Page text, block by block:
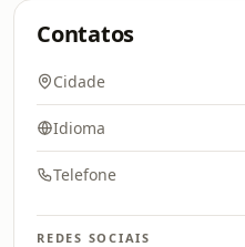
Contatos
Cidade
Idioma
Telefone
REDES SOCIAIS